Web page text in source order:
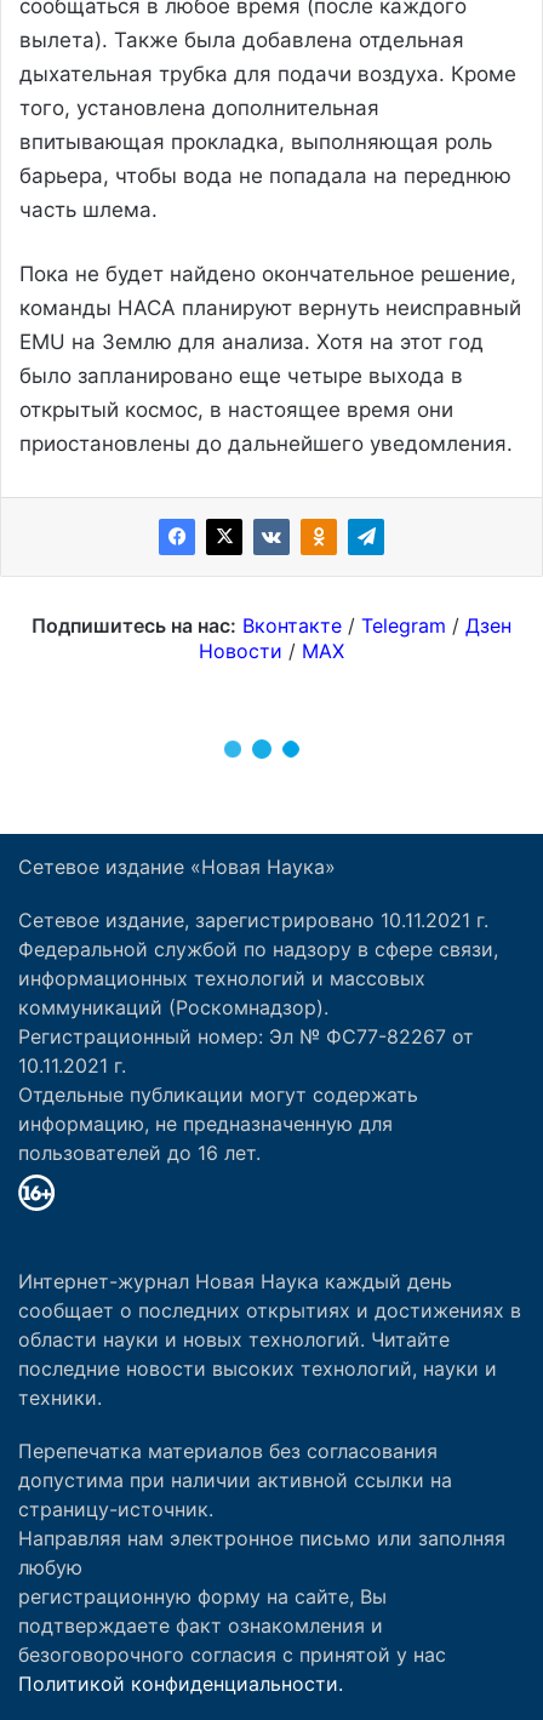
Сетевое издание «Новая Наука»
Сетевое издание, зарегистрировано 10.11.2021 г.
Федеральной службой по надзору в сфере связи,
информационных технологий и массовых
коммуникаций (Роскомнадзор).
Регистрационный номер: Эл № ФС77-82267 от
10.11.2021 г.
Отдельные публикации могут содержать
информацию, не предназначенную для
пользователей до 16 лет.
Интернет-журнал Новая Наука каждый день
сообщает о последних открытиях и достижениях в
области науки и новых технологий. Читайте
последние новости высоких технологий, науки и
техники.
Перепечатка материалов без согласования
допустима при наличии активной ссылки на
страницу-источник.
Направляя нам электронное письмо или заполняя
любую
регистрационную форму на сайте, Вы
подтверждаете факт ознакомления и
безоговорочного согласия с принятой у нас
Политикой конфиденциальности.